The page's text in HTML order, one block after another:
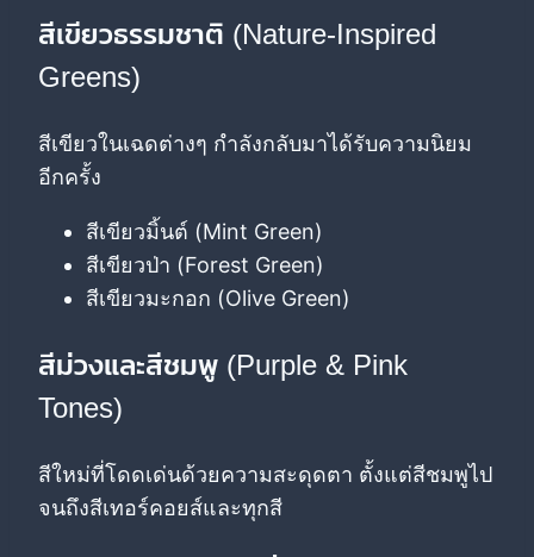
สีเขียวธรรมชาติ (Nature-Inspired
Greens)
สีเขียวในเฉดต่างๆ กำลังกลับมาได้รับความนิยม
อีกครั้ง
สีเขียวมิ้นต์ (Mint Green)
สีเขียวป่า (Forest Green)
สีเขียวมะกอก (Olive Green)
สีม่วงและสีชมพู (Purple & Pink
Tones)
สีใหม่ที่โดดเด่นด้วยความสะดุดตา ตั้งแต่สีชมพูไป
จนถึงสีเทอร์คอยส์และทุกสี